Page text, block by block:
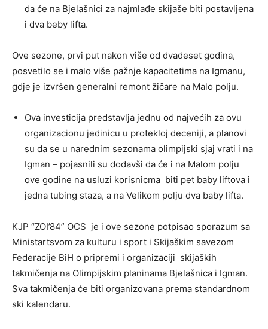
da će na Bjelašnici za najmlađe skijaše biti postavljena
i dva beby lifta.
Ove sezone, prvi put nakon više od dvadeset godina,
posvetilo se i malo više pažnje kapacitetima na Igmanu,
gdje je izvršen generalni remont žičare na Malo polju.
Ova investicija predstavlja jednu od najvećih za ovu
organizacionu jedinicu u protekloj deceniji, a planovi
su da se u narednim sezonama olimpijski sjaj vrati i na
Igman – pojasnili su dodavši da će i na Malom polju
ove godine na usluzi korisnicma biti pet baby liftova i
jedna tubing staza, a na Velikom polju dva baby lifta.
KJP “ZOI’84” OCS je i ove sezone potpisao sporazum sa
Ministartsvom za kulturu i sport i Skijaškim savezom
Federacije BiH o pripremi i organizaciji skijaških
takmičenja na Olimpijskim planinama Bjelašnica i Igman.
Sva takmičenja će biti organizovana prema standardnom
ski kalendaru.